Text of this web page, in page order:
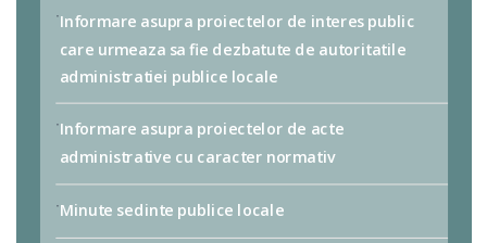
Informare asupra proiectelor de interes public
care urmeaza sa fie dezbatute de autoritatile
administratiei publice locale
Informare asupra proiectelor de acte
administrative cu caracter normativ
Minute sedinte publice locale